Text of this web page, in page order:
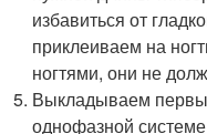
избавиться от
приклеиваем на
ногтями, они не
Выкладываем
однофазной